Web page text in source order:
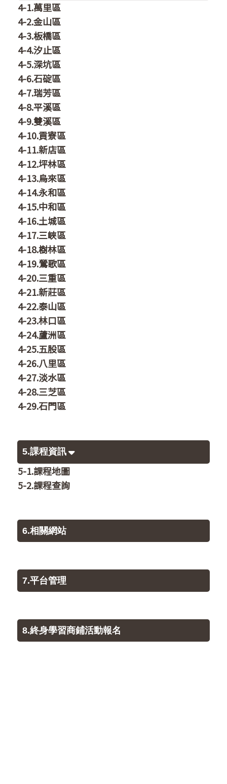
4-1.萬里區
4-2.金山區
4-3.板橋區
4-4.汐止區
4-5.深坑區
4-6.石碇區
4-7.瑞芳區
4-8.平溪區
4-9.雙溪區
4-10.貢寮區
4-11.新店區
4-12.坪林區
4-13.烏來區
4-14.永和區
4-15.中和區
4-16.土城區
4-17.三峽區
4-18.樹林區
4-19.鶯歌區
4-20.三重區
4-21.新莊區
4-22.泰山區
4-23.林口區
4-24.蘆洲區
4-25.五股區
4-26.八里區
4-27.淡水區
4-28.三芝區
4-29.石門區
5.課程資訊
5-1.課程地圖
5-2.課程查詢
6.相關網站
7.平台管理
8.終身學習商鋪活動報名